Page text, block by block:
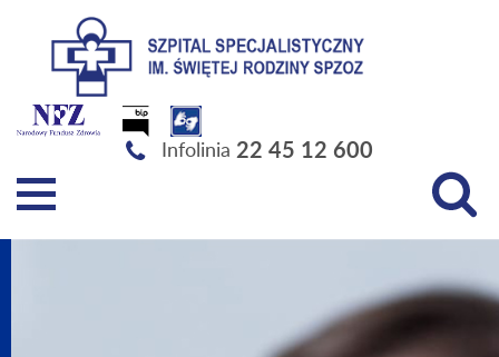
Szpital Specjalistyczny im. Świętej Rodziny SPZOZ
Infolinia 22 45 12 600